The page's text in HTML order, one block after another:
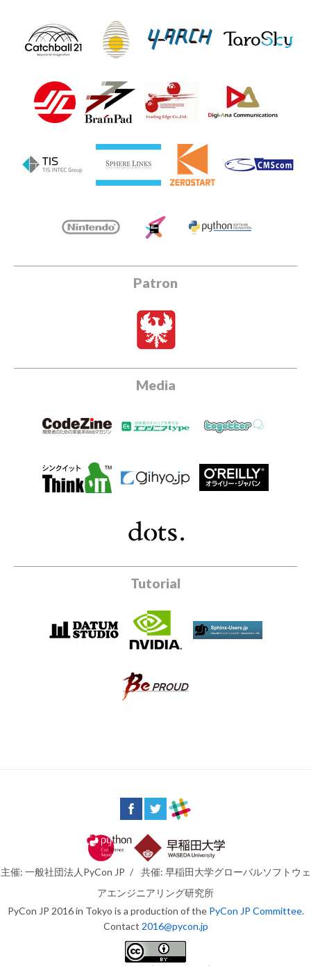
Patron
Media
Tutorial
主催: 一般社団法人PyCon JP /
共催: 早稲田大学グローバルソフトウェ
アエンジニアリング研究所
PyCon JP 2016 in Tokyo is a production of the PyCon JP Committee.
Contact 2016@pycon.jp